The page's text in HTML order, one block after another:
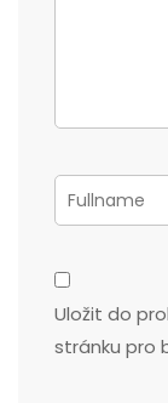
Uložit do
stránku pro